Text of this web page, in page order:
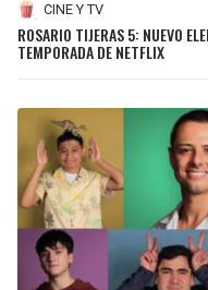
CINE Y TV
ROSARIO TIJERAS 5: NUEVO
TEMPORADA DE NETFLIX